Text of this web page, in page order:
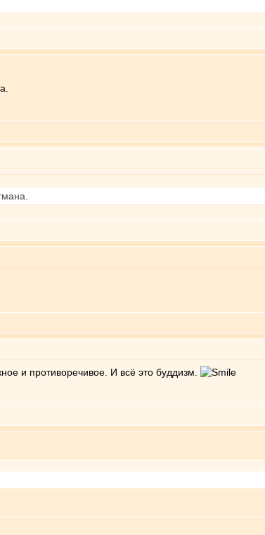
и противоречивое. И всё это буддизм.